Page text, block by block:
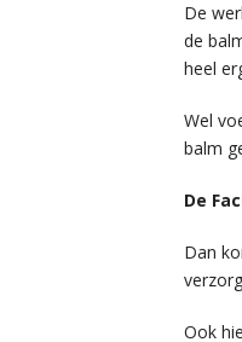
De
de
heel
Wel
balm
De
Dan
Ook